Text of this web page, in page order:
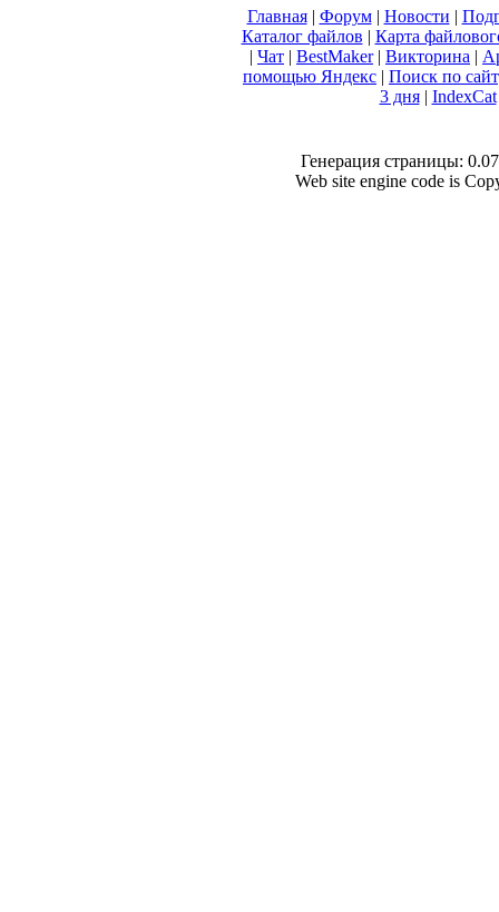
Главная| Форум| Новости |
Каталог файлов | Карта
| Чат | BestMaker| Викторина |
помощью Яндекс | Поиск по
3 дня| IndexCat
Генерация страницы:
Web site engine code is